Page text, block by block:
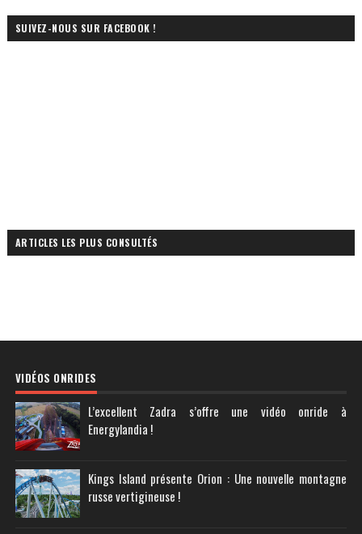
SUIVEZ-NOUS SUR FACEBOOK !
ARTICLES LES PLUS CONSULTÉS
VIDÉOS ONRIDES
L’excellent Zadra s’offre une vidéo onride à
Energylandia !
Kings Island présente Orion : Une nouvelle montagne
russe vertigineuse !